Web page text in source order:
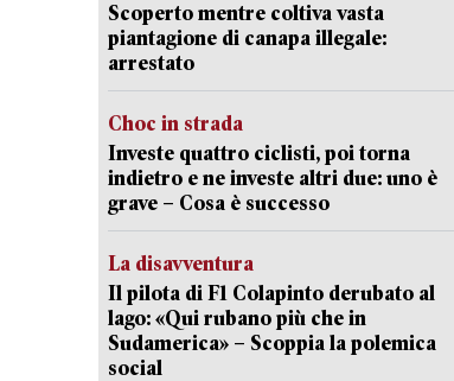
Scoperto mentre coltiva vasta
piantagione di canapa illegale:
arrestato
Choc in strada
Investe quattro ciclisti, poi torna
indietro e ne investe altri due: uno è
grave – Cosa è successo
La disavventura
Il pilota di F1 Colapinto derubato al
lago: «Qui rubano più che in
Sudamerica» – Scoppia la polemica
social